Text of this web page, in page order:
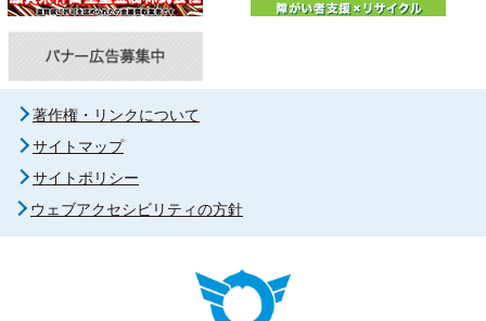
著作権・リンクについて
サイトマップ
サイトポリシー
ウェブアクセシビリティの方針